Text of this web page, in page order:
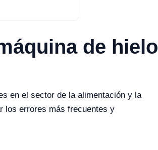
de hielo
en el sector de la alimentación y la
los errores más frecuentes y